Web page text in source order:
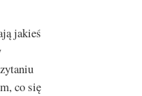
jakieś
co się